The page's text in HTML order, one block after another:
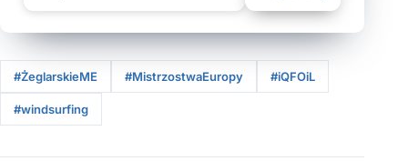
#ŻeglarskieME #MistrzostwaEuropy #iQFOiL
#windsurfing